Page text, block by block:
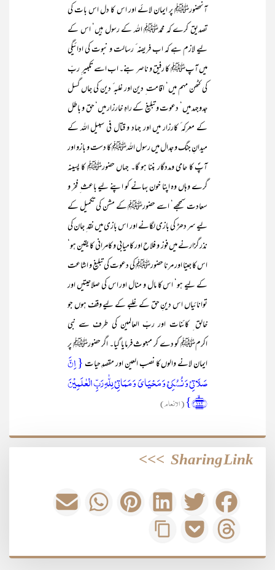
آنحضورﷺ پر ایمان لائے اور اس کا دل اس بات کی
تصدیق کرے کہ محمدﷺ اللہ کے رسول ہیں‘ اس کے
لیے لازم ہے کہ اب فریضہ ٔ رسالت و نبوت کی ادائیگی
میں آپﷺ کا رفیق و ناصر بنے۔ اب اسے تکبیر ِ ربّ
کی کٹھن مہم میں‘ اقامت ِ دین اور غلبہ ٔ دین کی جاں گسل
جدوجہد میں‘ دعوت و تبلیغ کے راہِ خارزار میں‘ حق و باطل
کے معرکہ ٔ کارزار میں اور جہاد و قتال فی سبیل اللہ کے
میدانِ جنگ و جدال میں رسول اللہﷺ کا دست و بازو اور
آپؐ کا حامی ومددگار بننا ہو گا۔ جہاں حضورﷺ کا پسینہ
گرے وہاں وہ اپنا خون بہانے کو اپنے لیے باعث ِ فخر و
سعادت سمجھے‘ اسے حضورﷺ کے مشن کی تکمیل کے
لیے سر دھڑ کی بازی لگانے اور اس بازی میں نقد ِ جان کی
نذر گزارنے میں فوز و فلاح اور کامیابی و کامرانی کا یقین ہو‘
اس کا جینا اور مرنا حضورﷺ کی دعوت کی تبلیغ و اشاعت
کے لیے ہو‘ اس کا مال و منال اور اس کی صلاحیتیں اور
توانائیاں اس دینِ حق کے غلبے کے لیے وقف ہوں جو
خالق ِ کائنات اور ربّ العالمین کی طرف سے نبی
اکرمﷺ کو دے کر مبعوث فرمایا گیا۔ اگر حضورﷺ پر
ایمان لانے والوں کا نصب العین اور مقصدِ حیات{ اِنَّ
صَلَاتِیۡ وَ نُسُکِیۡ ْ وَ مَحۡیَایَ وَ مَمَاتِیۡ لِلّٰہِ رَبِّ الۡعٰلَمِیۡنَ
﴿۱۶۲﴾ۙ}
(الانعام)
Sharing Link
>>>